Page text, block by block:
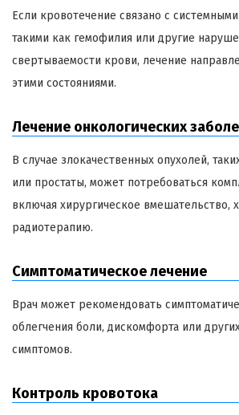
Если кровотечение связано с
такими как гемофилия или другие
свертываемости крови, лечение
этими состояниями.
Лечение онкологических
В случае злокачественных опухолей,
или простаты, может потребоваться
включая хирургическое вмешательство,
радиотерапию.
Симптоматическое лечение
Врач может рекомендовать
облегчения боли, дискомфорта или
симптомов.
Контроль кровотока